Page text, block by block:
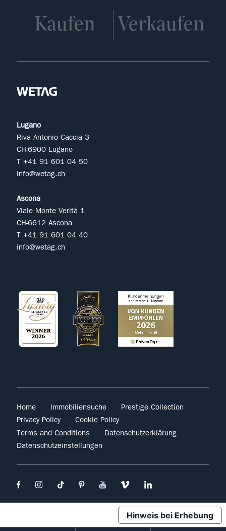
Kaufen Verkaufen
Lugano
Riva Antonio Caccia 3
CH-6900 Lugano
T +41 91 601 04 50
info@wetag.ch
Ascona
Viale Monte Verità 1
CH-6612 Ascona
T +41 91 601 04 40
info@wetag.ch
Home Immobiliensuche
Prestige Collection
Privacy Policy
Cookie Policy
Terms and Conditions
Datenschutzerklärung
Datenschutzeinstellungen
Hinweis bei Erhebung